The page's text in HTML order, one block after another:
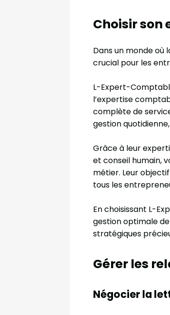
Choisir
Dans un monde où
crucial pour les
L-Expert-
l’expertise
complète de
gestion
Grâce à leur
et conseil humain,
métier. Leur
tous les
En choisissant L-
gestion optimale
stratégiques
Gérer les
Négocier la